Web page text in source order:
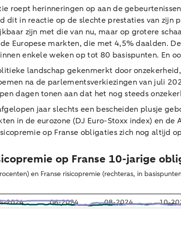
roept herinneringen op aan de
dit in reactie op de slechte prestaties van
zijn met die van nu, maar op grotere
Europese markten, die met 4,5% daalden.
enkele weken op tot 80 basispunten. En
landschap gekenmerkt door
na de parlementsverkiezingen van juli
dagen tonen aan dat het nog steeds
jaar slechts een bescheiden plusje
in de eurozone (DJ Euro-Stoxx index) en
op Franse obligaties zich nog altijd